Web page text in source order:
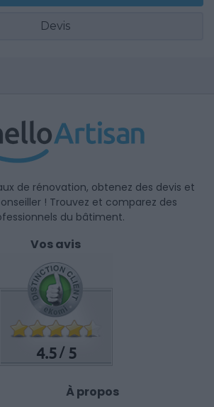
Devis
de rénovation, obtenez des devis et
! Trouvez et comparez des
du bâtiment.
Vos avis
4.5 /5
À propos